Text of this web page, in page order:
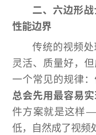
二、六边形
性能边界
传统的视频处
灵活、质量好，
一个常见的规律：
总会先用最容易
件方案就是这样
低，自然成了视频